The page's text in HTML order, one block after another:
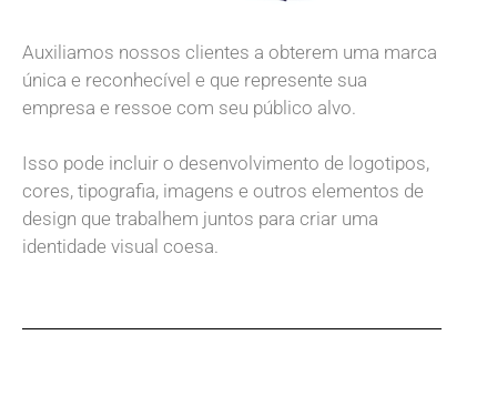
Auxiliamos nossos clientes a obterem uma marca
única e reconhecível e que represente sua
empresa e ressoe com seu público alvo.
Isso pode incluir o desenvolvimento de logotipos,
cores, tipografia, imagens e outros elementos de
design que trabalhem juntos para criar uma
identidade visual coesa.